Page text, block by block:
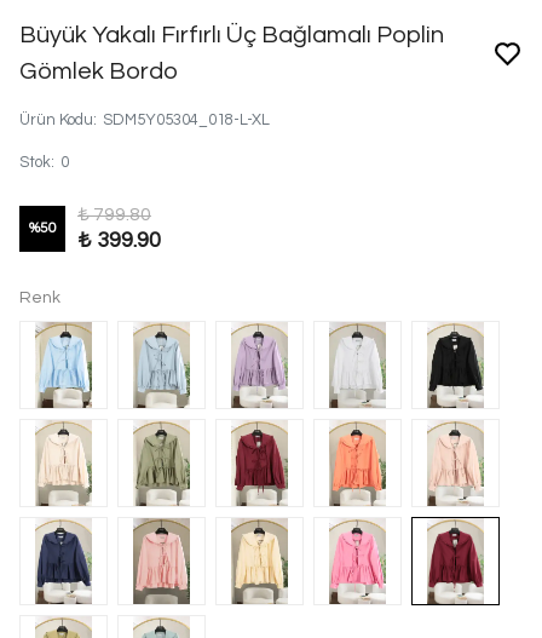
Büyük Yakalı Fırfırlı Üç Bağlamalı Poplin
Gömlek Bordo
Ürün Kodu: SDM5Y05304_018-L-XL
Stok: 0
%50
₺ 799.80
₺ 399.90
Renk